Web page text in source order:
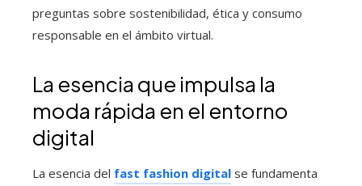
preguntas sobre sostenibilidad, ética y consumo
responsable en el ámbito virtual.
La esencia que impulsa la
moda rápida en el entorno
digital
La esencia del fast fashion digital se fundamenta